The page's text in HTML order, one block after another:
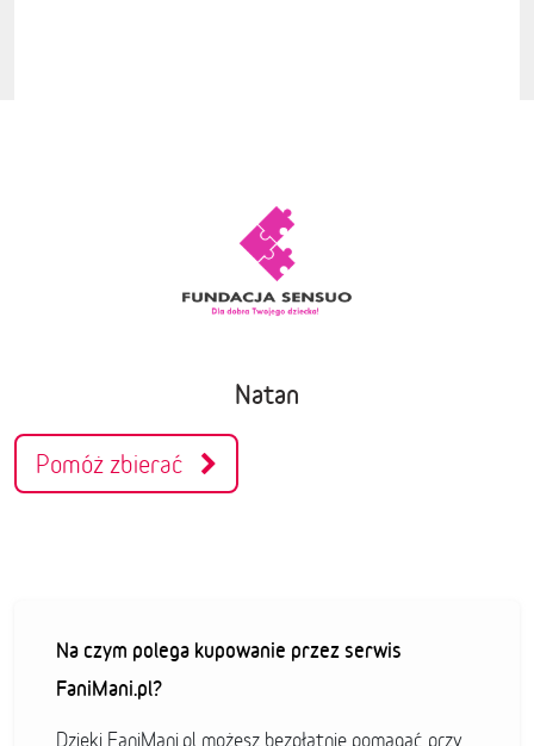
Natan
Pomóż zbierać
Na czym polega kupowanie przez serwis
FaniMani.pl?
Dzięki FaniMani.pl możesz bezpłatnie pomagać przy